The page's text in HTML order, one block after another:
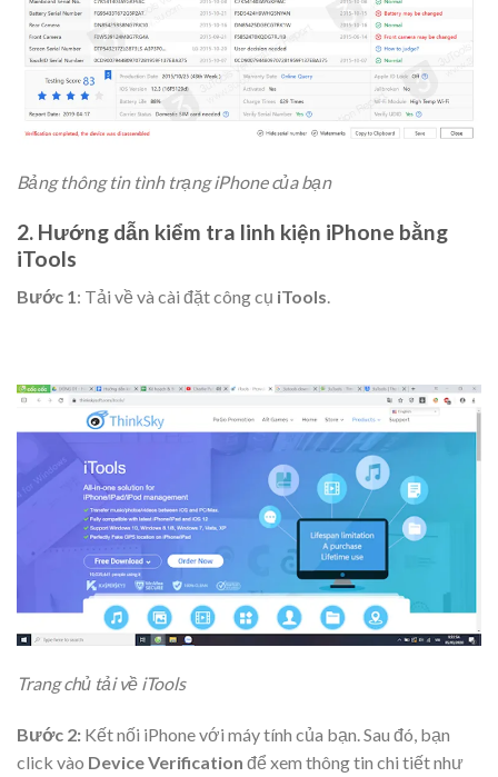
Bảng thông tin tình trạng iPhone của bạn
2. Hướng dẫn kiểm tra linh kiện iPhone bằng
iTools
Bước 1: Tải về và cài đặt công cụ iTools.
Trang chủ tải về iTools
Bước 2: Kết nối iPhone với máy tính của bạn. Sau đó, bạn
click vào Device Verification để xem thông tin chi tiết như